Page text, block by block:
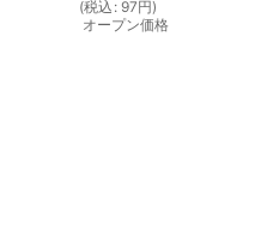
(税込 : 97円)
オープン価格